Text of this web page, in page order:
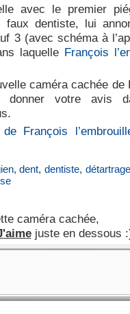
avec le premier
faux dentiste, lui
3 (avec schéma à
laquelle François
caméra cachée de
donner votre avis
François
,dent,dentiste,
caméra cachée,
juste en dessous